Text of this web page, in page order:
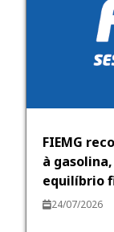
FIEMG
à
equilíbrio
24/07/2026